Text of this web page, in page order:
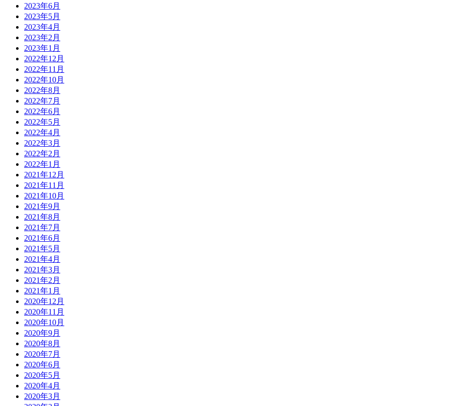
2023年6月
2023年5月
2023年4月
2023年2月
2023年1月
2022年12月
2022年11月
2022年10月
2022年8月
2022年7月
2022年6月
2022年5月
2022年4月
2022年3月
2022年2月
2022年1月
2021年12月
2021年11月
2021年10月
2021年9月
2021年8月
2021年7月
2021年6月
2021年5月
2021年4月
2021年3月
2021年2月
2021年1月
2020年12月
2020年11月
2020年10月
2020年9月
2020年8月
2020年7月
2020年6月
2020年5月
2020年4月
2020年3月